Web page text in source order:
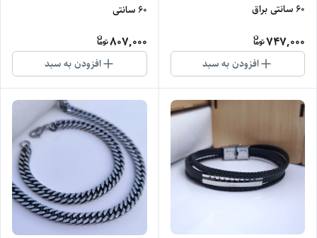
60 سانتی براق
747,000
افزودن به سبد
60 سانتی
807,000
افزودن به سبد